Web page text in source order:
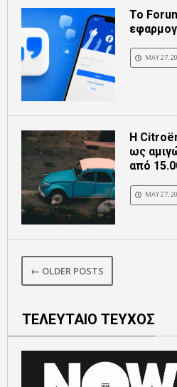
Το
MAY 27,
Η
ως
από
MAY 27,
← OLDER POSTS
ΤΕΛΕΥΤΑΙΟ ΤΕΥΧΟΣ